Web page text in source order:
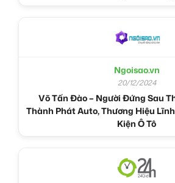
Ngoisao.vn
20/12/2024
Võ Tấn Đào – Người Đứng Sau
Thành Phát Auto, Thương Hiệu
Kiện Ô Tô